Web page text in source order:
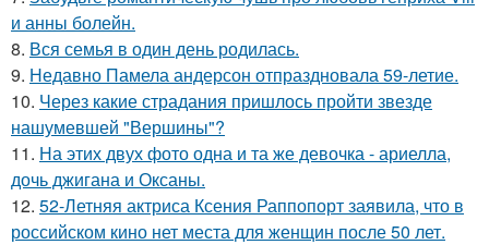
и анны болейн.
8. Вся семья в один день родилась.
9. Недавно Памела андерсон отпраздновала 59-летие.
10. Через какие страдания пришлось пройти звезде
нашумевшей "Вершины"?
11. На этих двух фото одна и та же девочка - ариелла,
дочь джигана и Оксаны.
12. 52-Летняя актриса Ксения Раппопорт заявила, что в
российском кино нет места для женщин после 50 лет.